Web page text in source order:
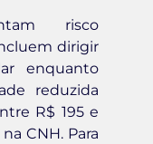
risco
dirigir
enquanto
reduzida
R$ 195 e
CNH. Para